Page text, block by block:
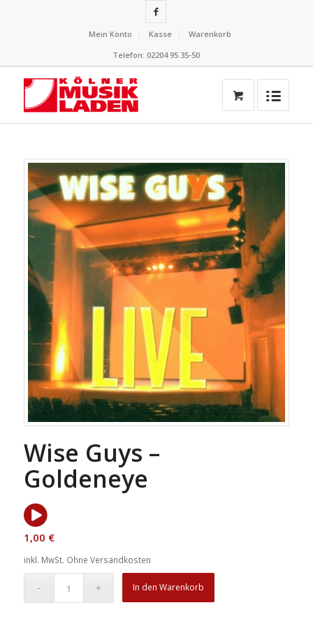
Mein Konto Kasse
Warenkorb
Telefon: 02204 95 35-50
Wise Guys –
Goldeneye
1,00 €
inkl. MwSt. Ohne Versandkosten
In den Warenkorb